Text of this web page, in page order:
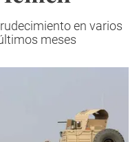
en varios
meses